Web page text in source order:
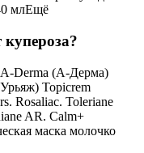
млЕщё
Derma (А-Дерма)
Topicrem
Rosaliac. Toleriane
AR. Calm+
маска молочко